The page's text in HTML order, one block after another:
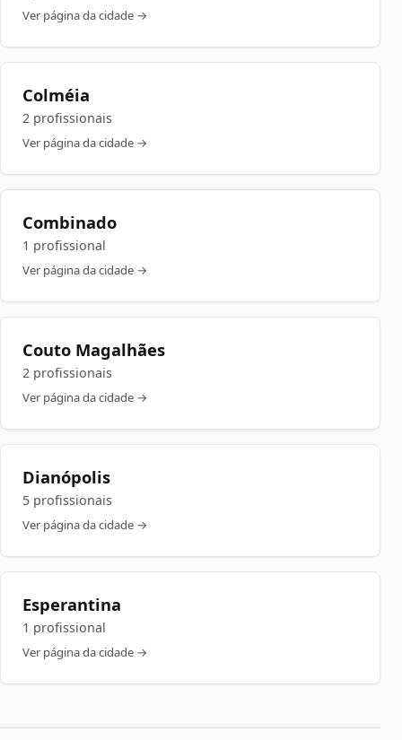
Ver página da cidade →
Colméia
2 profissionais
Ver página da cidade →
Combinado
1 profissional
Ver página da cidade →
Couto Magalhães
2 profissionais
Ver página da cidade →
Dianópolis
5 profissionais
Ver página da cidade →
Esperantina
1 profissional
Ver página da cidade →